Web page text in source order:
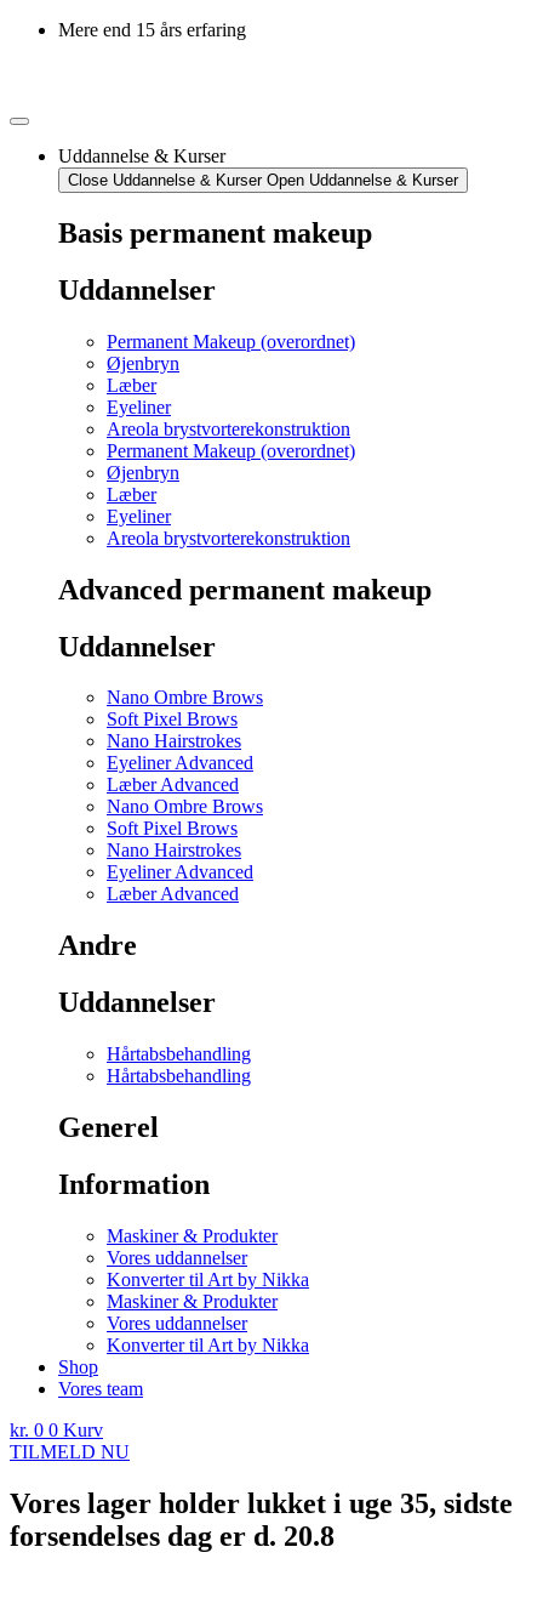
Mere end 15 års erfaring
Uddannelse & Kurser
Close Uddannelse & Kurser Open Uddannelse & Kurser
Basis permanent makeup
Uddannelser
Permanent Makeup (overordnet)
Øjenbryn
Læber
Eyeliner
Areola brystvorterekonstruktion
Permanent Makeup (overordnet)
Øjenbryn
Læber
Eyeliner
Areola brystvorterekonstruktion
Advanced permanent makeup
Uddannelser
Nano Ombre Brows
Soft Pixel Brows
Nano Hairstrokes
Eyeliner Advanced
Læber Advanced
Nano Ombre Brows
Soft Pixel Brows
Nano Hairstrokes
Eyeliner Advanced
Læber Advanced
Andre
Uddannelser
Hårtabsbehandling
Hårtabsbehandling
Generel
Information
Maskiner & Produkter
Vores uddannelser
Konverter til Art by Nikka
Maskiner & Produkter
Vores uddannelser
Konverter til Art by Nikka
Shop
Vores team
kr. 0 0 Kurv
TILMELD NU
Vores lager holder lukket i uge 35, sidste
forsendelses dag er d. 20.8